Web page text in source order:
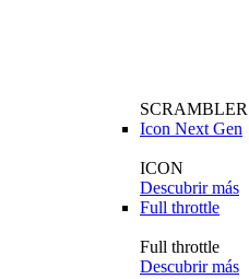
SCRAMBLER
Icon Next Gen
ICON
Descubrir más
Full throttle
Full throttle
Descubrir más